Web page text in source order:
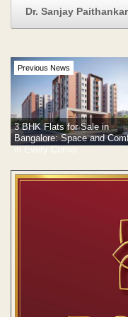
Dr. Sanjay
Previous News
3 BHK Flats for Sale in
Bangalore: Space and
in Every Corner